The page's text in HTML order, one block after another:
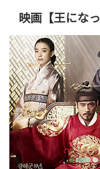
映画【王にな